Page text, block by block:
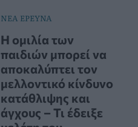
ΝΕΑ ΕΡΕΥΝΑ
Η ομιλία των
παιδιών μπορεί να
αποκαλύπτει τον
μελλοντικό κίνδυνο
κατάθλιψης και
άγχους – Τι έδειξε